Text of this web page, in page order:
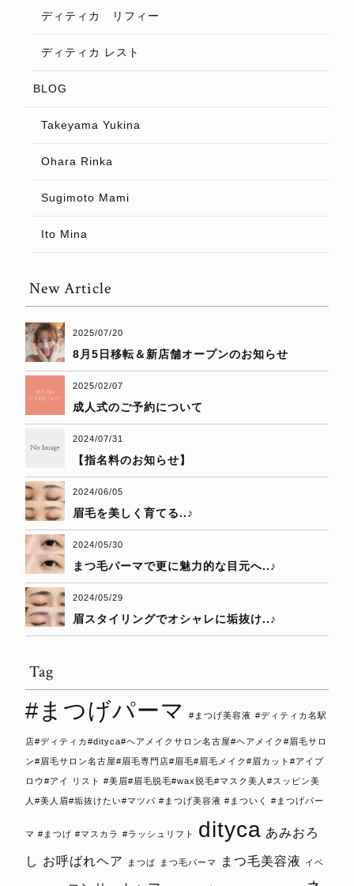
ディティカ リフィー
ディティカ レスト
BLOG
Takeyama Yukina
Ohara Rinka
Sugimoto Mami
Ito Mina
New Article
2025/07/20
8月5日移転＆新店舗オープンのお知らせ
2025/02/07
成人式のご予約について
2024/07/31
【指名料のお知らせ】
2024/06/05
眉毛を美しく育てる..♪
2024/05/30
まつ毛パーマで更に魅力的な目元へ..♪
2024/05/29
眉スタイリングでオシャレに垢抜け..♪
Tag
#まつげパーマ #まつげ美容液 #ディティカ名駅
店#ディティカ#dityca#ヘアメイクサロン名古屋#ヘアメイク#眉毛サロ
ン#眉毛サロン名古屋#眉毛専門店#眉毛#眉毛メイク#眉カット#アイブ
ロウ#アイ リスト #美眉#眉毛脱毛#wax脱毛#マスク美人#スッピン美
人#美人眉#垢抜けたい#マツパ #まつげ美容液 #まついく #まつげパー
マ #まつげ #マスカラ #ラッシュリフト dityca あみおろ
し お呼ばれヘア まつぱ まつ毛パーマ まつ毛美容液 イベ